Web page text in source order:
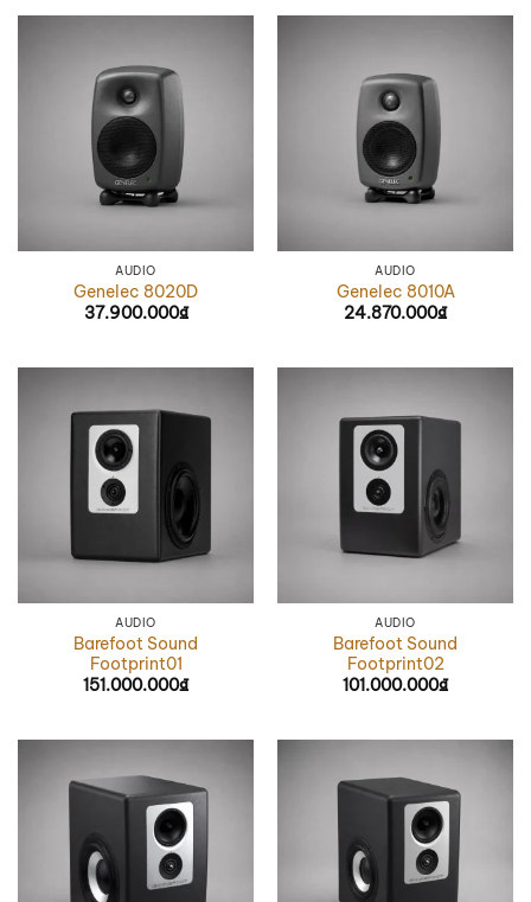
AUDIO
Genelec 8020D
37.900.000₫
AUDIO
Genelec 8010A
24.870.000₫
AUDIO
Barefoot Sound
Footprint01
151.000.000₫
AUDIO
Barefoot Sound
Footprint02
101.000.000₫